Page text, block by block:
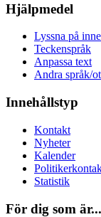
Hjälpmedel
Lyssna på
Teckenspråk
Anpassa text
Andra språk/
Innehållstyp
Kontakt
Nyheter
Kalender
Statistik
För dig som är...